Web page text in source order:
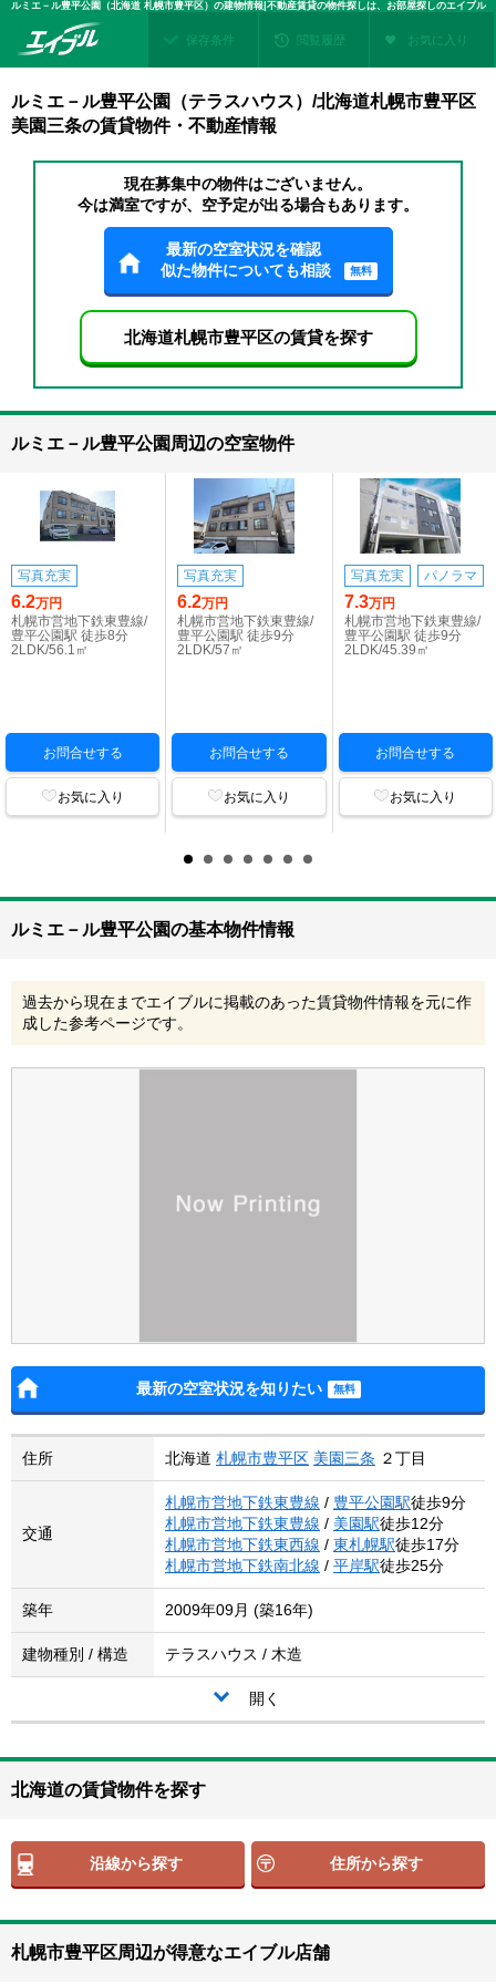
ルミエ－ル豊平公園（北海道 札幌市豊平区）の建物情報|不動産賃貸の物件探しは、お部屋探しのエイブル
保存条件 閲覧履歴 お気に入り
ルミエ－ル豊平公園（テラスハウス）/北海道札幌市豊平区
美園三条の賃貸物件・不動産情報
現在募集中の物件はございません。
今は満室ですが、空予定が出る場合もあります。
最新の空室状況を確認
似た物件についても相談
無料
北海道札幌市豊平区の賃貸を探す
ルミエ－ル豊平公園周辺の空室物件
写真充実
6.2万円
札幌市営地下鉄東豊線/
豊平公園駅 徒歩8分
2LDK/56.1㎡
お問合せする
お気に入り
写真充実
6.2万円
札幌市営地下鉄東豊線/
豊平公園駅 徒歩9分
2LDK/57㎡
お問合せする
お気に入り
写真充実 パノラマ
7.3万円
札幌市営地下鉄東豊線/
豊平公園駅 徒歩9分
2LDK/45.39㎡
お問合せする
お気に入り
ルミエ－ル豊平公園の基本物件情報
過去から現在までエイブルに掲載のあった賃貸物件情報を元に作
成した参考ページです。
最新の空室状況を知りたい
住所 北海道 札幌市豊平区 美園三条 ２丁目
交通
札幌市営地下鉄東豊線 / 豊平公園駅徒歩9分
札幌市営地下鉄東豊線 / 美園駅徒歩12分
札幌市営地下鉄東西線 / 東札幌駅徒歩17分
札幌市営地下鉄南北線 / 平岸駅徒歩25分
築年 2009年09月 (築16年)
建物種別 / 構造 テラスハウス / 木造
開く
北海道の賃貸物件を探す
沿線から探す 住所から探す
札幌市豊平区周辺が得意なエイブル店舗